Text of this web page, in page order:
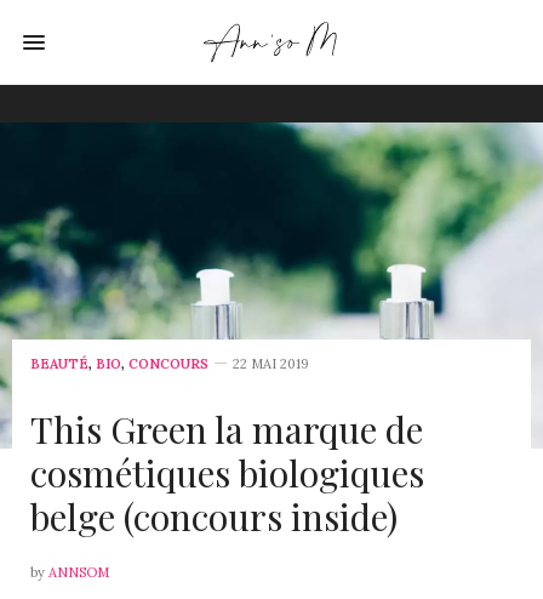
BEAUTÉ, BIO, CONCOURS 22 MAI 2019
This Green la marque de
cosmétiques biologiques
belge (concours inside)
by ANNSOM